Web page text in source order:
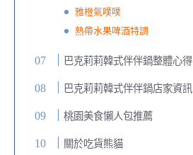
雅橙氣噗噗
熱帶水果啤酒特調
巴克莉莉韓式伴伴鍋整體心得
巴克莉莉韓式伴伴鍋店家資訊
桃園美食懶人包推薦
關於吃貨熊貓